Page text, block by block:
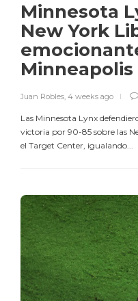
Minnesota
New York
Minneapolis
Juan Robles, 4 weeks ago
Las Minnesota Lynx
victoria por 90-85 sobre las
el Target Center, igualando...